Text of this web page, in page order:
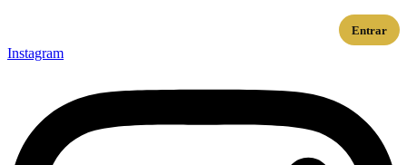
Entrar
Instagram